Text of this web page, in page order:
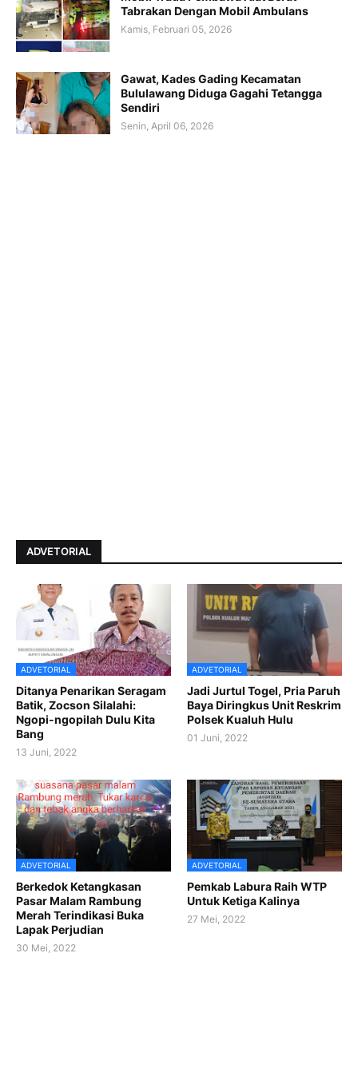
Tabrakan Dengan Mobil Ambulans
Kamis, Februari 05, 2026
Gawat, Kades Gading Kecamatan
Bululawang Diduga Gagahi Tetangga
Sendiri
Senin, April 06, 2026
ADVETORIAL
ADVETORIAL
Ditanya Penarikan Seragam
Batik, Zocson Silalahi:
Ngopi-ngopilah Dulu Kita
Bang
13 Juni, 2022
ADVETORIAL
Jadi Jurtul Togel, Pria Paruh
Baya Diringkus Unit Reskrim
Polsek Kualuh Hulu
01 Juni, 2022
ADVETORIAL
Berkedok Ketangkasan
Pasar Malam Rambung
Merah Terindikasi Buka
Lapak Perjudian
30 Mei, 2022
ADVETORIAL
Pemkab Labura Raih WTP
Untuk Ketiga Kalinya
27 Mei, 2022